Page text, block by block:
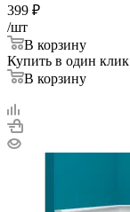
399 ₽
/шт
В корзину
Купить в один клик
В корзину